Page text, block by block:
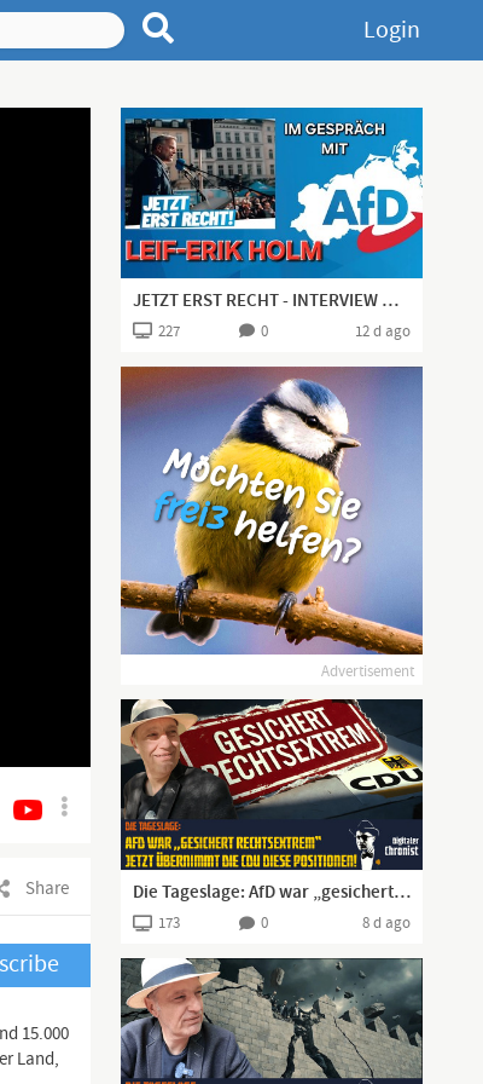
Login
Share
15.000
Land,
JETZT ERST RECHT - INTERVIEW MIT LEIF-ERIK HOLM
227 0 12 d ago
Advertisement
Die Tageslage: AfD war „gesichert rechtsextrem“ – jetzt übernimmt die CDU diese Positionen!
173 0 8 d ago